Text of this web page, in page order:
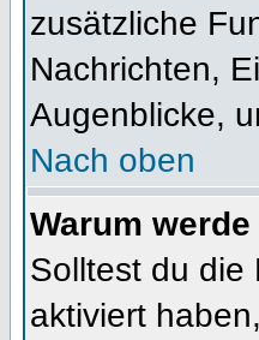
zusätzliche
Nachrichten,
Augenblicke,
Nach oben
Warum
Solltest du
aktiviert